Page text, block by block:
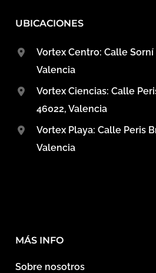
UBICACIONES
Vortex Centro: Calle Sorní
Valencia
Vortex Ciencias: Calle
46022, Valencia
Vortex Playa: Calle Peris
Valencia
MÁS INFO
Sobre nosotros